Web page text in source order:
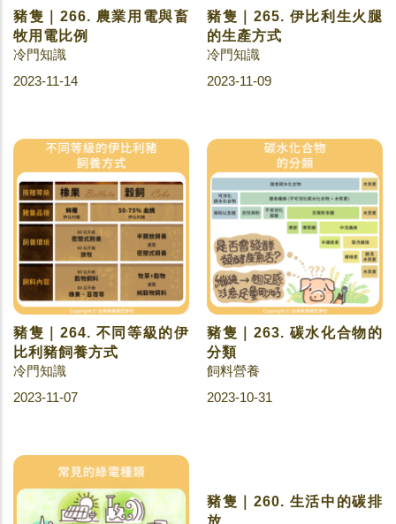
豬隻｜266. 農業用電與畜
牧用電比例
冷門知識
2023-11-14
豬隻｜265. 伊比利生火腿
的生產方式
冷門知識
2023-11-09
豬隻｜264. 不同等級的伊
比利豬飼養方式
冷門知識
2023-11-07
豬隻｜263. 碳水化合物的
分類
飼料營養
2023-10-31